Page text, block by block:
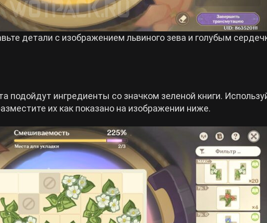
детали с изображением львиного зева и голубым
подойдут ингредиенты со значком зеленой книги.
их как показано на изображении ниже.